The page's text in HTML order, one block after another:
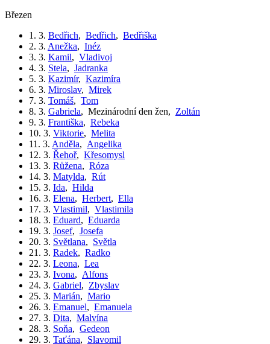
březen
1. 3. Bedřich, Bedřich, Bedřiška
2. 3. Anežka, Inéz
3. 3. Kamil, Vladivoj
4. 3. Stela, Jadranka
5. 3. Kazimír, Kazimíra
6. 3. Miroslav, Mirek
7. 3. Tomáš, Tom
8. 3. Gabriela, Mezinárodní den žen, Zoltán
9. 3. Františka, Rebeka
10. 3. Viktorie, Melita
11. 3. Anděla, Angelika
12. 3. Řehoř, Křesomysl
13. 3. Růžena, Róza
14. 3. Matylda, Rút
15. 3. Ida, Hilda
16. 3. Elena, Herbert, Ella
17. 3. Vlastimil, Vlastimila
18. 3. Eduard, Eduarda
19. 3. Josef, Josefa
20. 3. Světlana, Světla
21. 3. Radek, Radko
22. 3. Leona, Lea
23. 3. Ivona, Alfons
24. 3. Gabriel, Zbyslav
25. 3. Marián, Mario
26. 3. Emanuel, Emanuela
27. 3. Dita, Malvína
28. 3. Soňa, Gedeon
29. 3. Taťána, Slavomil